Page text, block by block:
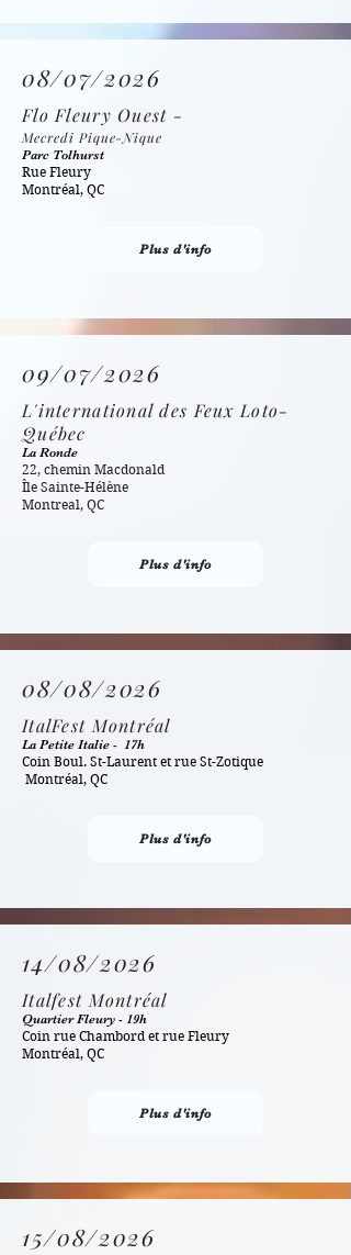
08/07/2026
Flo Fleury Ouest -
Mecredi Pique-Nique
Parc Tolhurst
Rue Fleury
Montréal, QC
Plus d'info
09/07/2026
L'international des Feux Loto-
Québec
La Ronde
22, chemin Macdonald
Île Sainte-Hélène
Montreal, QC
Plus d'info
08/08/2026
ItalFest Montréal
La Petite Italie - 17h
Coin Boul. St-Laurent et rue St-Zotique
Montréal, QC
Plus d'info
14/08/2026
Italfest Montréal
Quartier Fleury - 19h
Coin rue Chambord et rue Fleury
Montréal, QC
Plus d'info
15/08/2026